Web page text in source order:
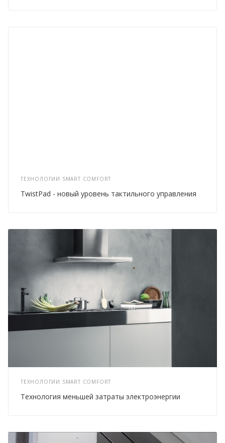
ТЕХНОЛОГИИ SMART COMFORT
TwistPad - новый уровень тактильного управления
ТЕХНОЛОГИИ SMART COMFORT
Технология меньшей затраты электроэнергии